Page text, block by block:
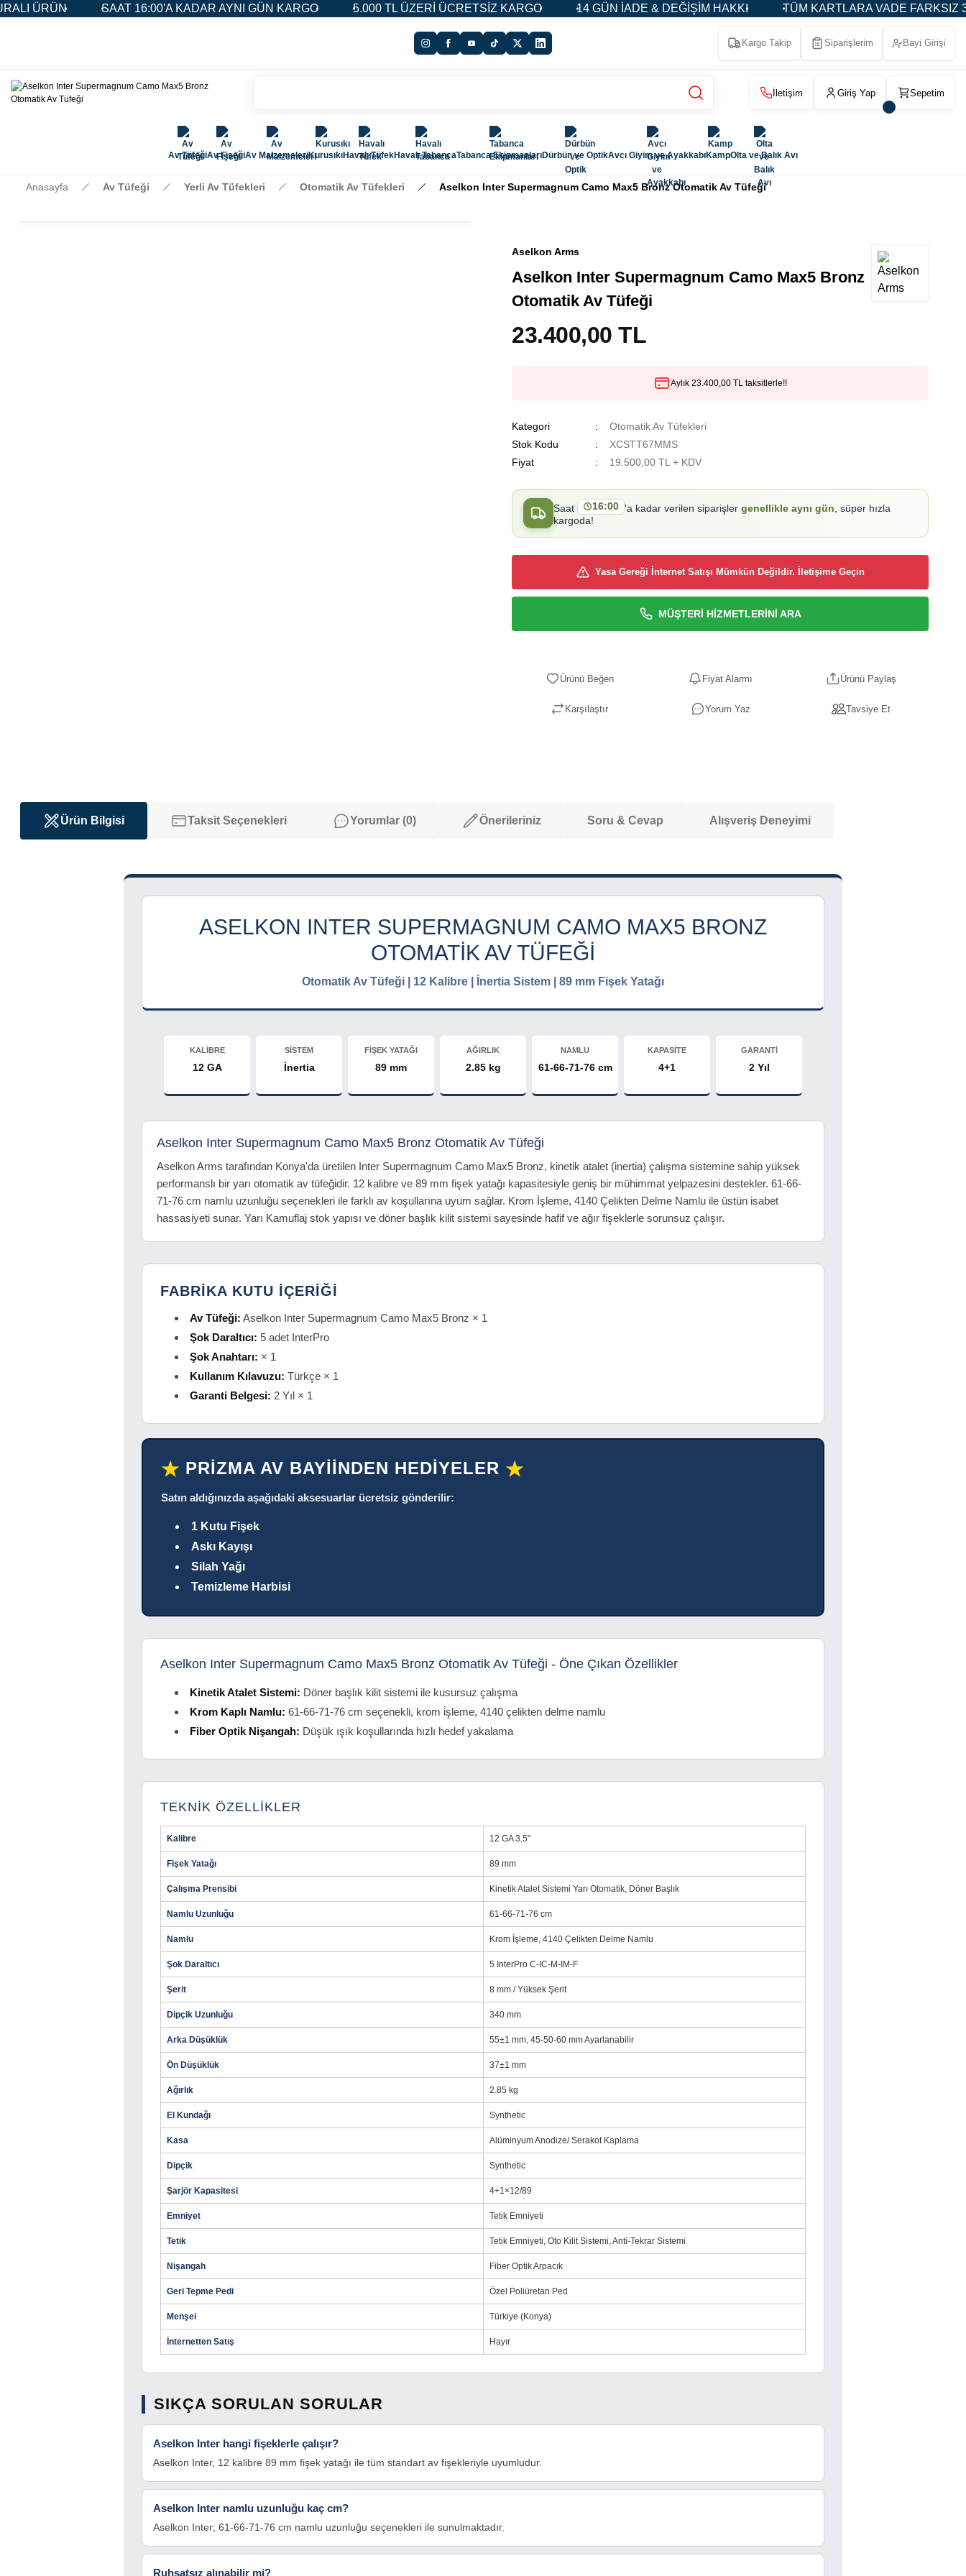
SAAT 16:00'A KADAR AYNI GÜN KARGO 5.000 TL ÜZERİ ÜCRETSİZ KARGO 14 GÜN İADE & DEĞİŞİM HAKKI TÜM KARTLARA VADE FARKSIZ 3-5-9 TAKSİT
Kargo Takip Siparişlerim Bayi Girişi
İletişim Giriş Yap Sepetim
Av TüfeğiAv FişeğiAv MalzemeleriKurusıkıHavalı TüfekHavalı TabancaTabanca EkipmanlarıDürbün ve OptikAvcı Giyim ve AyakkabıKampOlta ve Balık Avı
Anasayfa Av Tüfeği Yerli Av Tüfekleri Otomatik Av Tüfekleri Aselkon Inter Supermagnum Camo Max5 Bronz Otomatik Av Tüfeği
Aselkon Arms
Aselkon Inter Supermagnum Camo Max5 Bronz
Otomatik Av Tüfeği
23.400,00 TL
Aylık 23.400,00 TL taksitlerle!!
Kategori
Otomatik Av Tüfekleri
Stok Kodu
XCSTT67MMS
Fiyat
19.500,00 TL + KDV
Saat 16:00 'a kadar verilen siparişler genellikle aynı gün , süper hızla
kargoda!
Yasa Gereği İnternet Satışı Mümkün Değildir. İletişime Geçin
MÜŞTERİ HİZMETLERİNİ ARA
Fiyat Alarmı Ürünü Paylaş
Karşılaştır Yorum Yaz Tavsiye Et
Ürün Bilgisi Taksit Seçenekleri Yorumlar (0) Önerileriniz Soru & Cevap Alışveriş Deneyimi
ASELKON INTER SUPERMAGNUM CAMO MAX5 BRONZ
OTOMATIK AV TÜFEĞI
Otomatik Av Tüfeği | 12 Kalibre | İnertia Sistem | 89 mm Fişek Yatağı
KALİBRE
12 GA
SİSTEM
İnertia
FİŞEK YATAĞI
89 mm
AĞIRLIK
2.85 kg
NAMLU
61-66-71-76 cm
KAPASİTE
4+1
GARANTİ
2 Yıl
Aselkon Inter Supermagnum Camo Max5 Bronz Otomatik Av Tüfeği
Aselkon Arms tarafından Konya'da üretilen Inter Supermagnum Camo Max5 Bronz, kinetik atalet (inertia) çalışma sistemine sahip yüksek
performanslı bir yarı otomatik av tüfeğidir. 12 kalibre ve 89 mm fişek yatağı kapasitesiyle geniş bir mühimmat yelpazesini destekler. 61-66-
71-76 cm namlu uzunluğu seçenekleri ile farklı av koşullarına uyum sağlar. Krom İşleme, 4140 Çelikten Delme Namlu ile üstün isabet
hassasiyeti sunar. Yarı Kamuflaj stok yapısı ve döner başlık kilit sistemi sayesinde hafif ve ağır fişeklerle sorunsuz çalışır.
FABRİKA KUTU İÇERİĞİ
Av Tüfeği: Aselkon Inter Supermagnum Camo Max5 Bronz × 1
Şok Daraltıcı: 5 adet InterPro
Şok Anahtarı: × 1
Kullanım Kılavuzu: Türkçe × 1
Garanti Belgesi: 2 Yıl × 1
★ PRİZMA AV BAYİİNDEN HEDİYELER ★
Satın aldığınızda aşağıdaki aksesuarlar ücretsiz gönderilir:
1 Kutu Fişek
Askı Kayışı
Silah Yağı
Temizleme Harbisi
Aselkon Inter Supermagnum Camo Max5 Bronz Otomatik Av Tüfeği - Öne Çıkan Özellikler
Kinetik Atalet Sistemi: Döner başlık kilit sistemi ile kusursuz çalışma
Krom Kaplı Namlu: 61-66-71-76 cm seçenekli, krom i̇şleme, 4140 çelikten delme namlu
Fiber Optik Nişangah: Düşük ışık koşullarında hızlı hedef yakalama
TEKNİK ÖZELLİKLER
Kalibre 12 GA 3.5"
Fişek Yatağı 89 mm
Çalışma Prensibi Kinetik Atalet Sistemi Yarı Otomatik, Döner Başlık
Namlu Uzunluğu 61-66-71-76 cm
Namlu Krom İşleme, 4140 Çelikten Delme Namlu
Şok Daraltıcı 5 InterPro C-IC-M-IM-F
Şerit 8 mm / Yüksek Şerit
Dipçik Uzunluğu 340 mm
Arka Düşüklük 55±1 mm, 45-50-60 mm Ayarlanabilir
Ön Düşüklük 37±1 mm
Ağırlık 2.85 kg
El Kundağı Synthetic
Kasa Alüminyum Anodize/ Serakot Kaplama
Dipçik Synthetic
Şarjör Kapasitesi 4+1×12/89
Emniyet Tetik Emniyeti
Tetik Tetik Emniyeti, Oto Kilit Sistemi, Anti-Tekrar Sistemi
Nişangah Fiber Optik Arpacık
Geri Tepme Pedi Özel Poliüretan Ped
Menşei Türkiye (Konya)
İnternetten Satış Hayır
SIKÇA SORULAN SORULAR
Aselkon Inter hangi fişeklerle çalışır?
Aselkon Inter, 12 kalibre 89 mm fişek yatağı ile tüm standart av fişekleriyle uyumludur.
Aselkon Inter namlu uzunluğu kaç cm?
Aselkon Inter; 61-66-71-76 cm namlu uzunluğu seçenekleri ile sunulmaktadır.
Ruhsatsız alınabilir mi?